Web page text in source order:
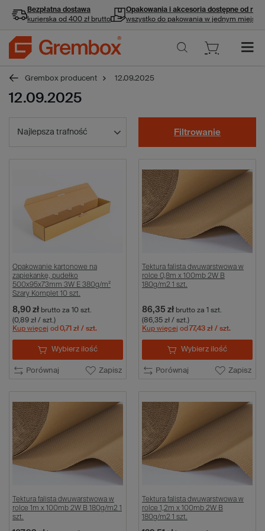
Bezpłatna dostawa
kurierska od 400 zł brutto
Opakowania i akcesoria dostępne od ręki
wszystko do pakowania w jednym miejscu
Grembox producent 12.09.2025
12.09.2025
Najlepsza trafność Filtrowanie
Opakowanie kartonowe na
zapiekankę, pudełko
500x95x73mm 3W E 380g/m²
Szary Komplet 10 szt.
8,90 zł brutto za 10 szt.
(0,89 zł / szt.)
Kup więcej od 0,71 zł / szt.
Porównaj Zapisz
Wybierz ilość
Tektura falista dwuwarstwowa w
rolce 0,8m x 100mb 2W B
180g/m2 1 szt.
86,35 zł brutto za 1 szt.
(86,35 zł / szt.)
Kup więcej od 77,43 zł / szt.
Porównaj Zapisz
Wybierz ilość
Tektura falista dwuwarstwowa w
rolce 1m x 100mb 2W B 180g/m2 1
szt.
Tektura falista dwuwarstwowa w
rolce 1,2m x 100mb 2W B
180g/m2 1 szt.